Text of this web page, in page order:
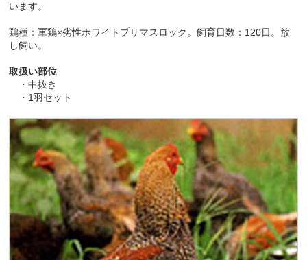
います。
鶏種：軍鶏×劣性ホワイトプリマスロック。飼育日数：120日。放
し飼い。
取扱い部位
・中抜き
・ 1羽セット